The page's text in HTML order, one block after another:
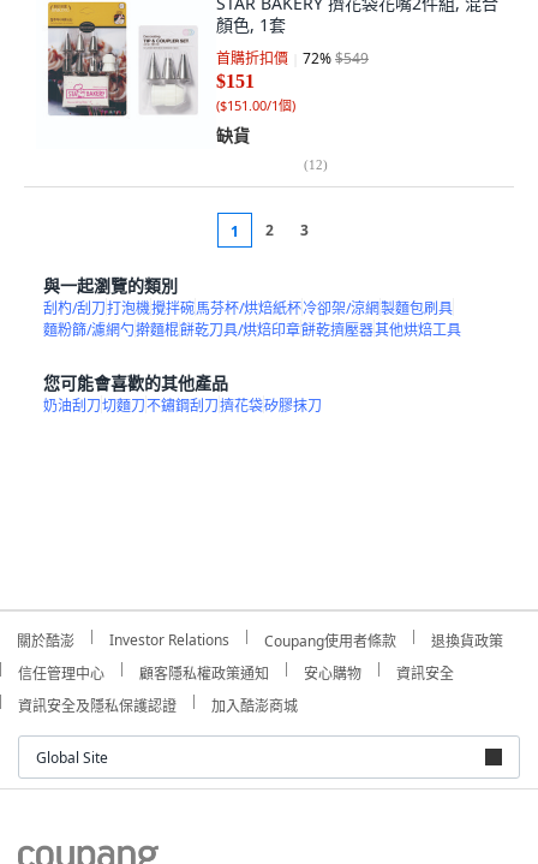
顏色, 1套
首購折扣價 72%$549
$151
($151.00/1個)
缺貨
(12)
1 2 3
與一起瀏覽的類別
刮杓/刮刀打泡機攪拌碗馬芬杯/烘焙紙杯冷卻架/涼網製麵包刷具
麵粉篩/濾網勺擀麵棍餅乾刀具/烘焙印章餅乾擠壓器其他烘焙工具
您可能會喜歡的其他產品
奶油刮刀切麵刀不鏽鋼刮刀擠花袋矽膠抹刀
關於酷澎 Investor Relations Coupang使用者條款
退換貨政策
信任管理中心
顧客隱私權政策通知 安心購物
資訊安全
資訊安全及隱私保護認證
加入酷澎商城
Global Site